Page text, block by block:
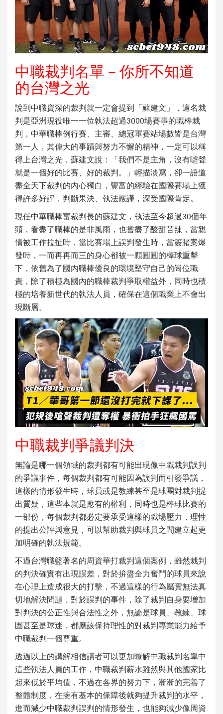
中職裁判名單－你所不知道
的台灣之光
說到中職資深的裁判就一定會提到「蘇建文」，這名裁
判是亞洲現役唯一一位執法超過3000場賽事的職棒裁
判，中華職棒例行賽、主審、總冠軍賽站場數皆是台灣
第一人，其偉大的事蹟與努力不懈的精神，一定可以稱
得上台灣之光，蘇建文說：「我們不是主角，沒有噓聲
就是一個好的比賽、好的裁判。」輕描淡寫，卻一語道
盡全天下裁判的內心獨白，豐富的經驗在國際賽場上獲
得許多好評，判斷果決、執法嚴謹，深受國際肯定。
現任中華職棒富裁判長的蘇建文，執法至今超過30個年
頭，看盡了職棒的是非風雨，也嘗盡了酸甜苦辣，當親
情被工作拉扯時，當比賽場上誤判發生時，當簽賭案爆
發時，一而再再而三的身心都被一顆圓圓的棒球重擊
下，依舊為了國內職棒優良的環境堅守自己的崗位職
責，除了積極為國內的職棒裁判爭取權益外，同時也積
極的培養新世代的執法人員，確保在這個職業上不會出
現斷層。
中職裁判爭議判決
無論是哪一個領域的裁判都有可能出現像中職裁判誤判
的爭議事件，每個裁判都有可能因為誤判而引發爭議，
這樣的情形發生時，球員或是教練甚至是球團對裁判提
出質疑，這些本就是應有的權利，同時也是棒球比賽的
一部份，每個裁判都必定要承受這樣的職場壓力，理性
的提出公評與意見，可以幫助裁判與球員之間建立起更
加明確的執法規範。
不過台灣職籃著名的周資華打裁判這個案例，雖然裁判
的判決確實有出現誤差，對於拚盡全力奮鬥的球員來說
在心理上造成很大的打擊，不過這樣的行為屬實無法真
切地解決問題，對於誤判的事件，除了裁判自身要增加
對判決的公正性與合法性之外，無論是球員、教練、球
團甚至是球迷，都應該保持理性的對裁判專業能力給予
中職裁判一個尊重。
透過以上的講解相信讀者可以更加瞭解中職裁判名單中
這些執法人員的工作， 中職裁判薪水雖然與其他國家比
起來低於平均值，不過在各界的努力下，漸漸的完善了
整體制度，在擁有基本的保障後就夠提升裁判的水平，
進而減少中職裁判誤判的情形發生，也能夠減少像周資